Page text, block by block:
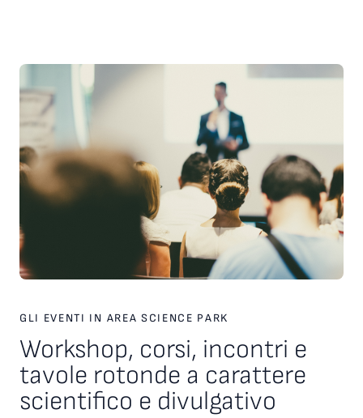
attraverso una piattaforma europea dedicata. Ampio spazio
anche al racconto di esperienze imprenditoriali concrete. In
particolare, è stata condivisa la testimonianza di Paolo Ganis,
CEO di Vitesy, realtà nata a Pordenone che in otto anni ha
costruito un percorso di crescita internazionale fondato su
innovazione, capacità di esecuzione e visione
imprenditoriale. Vitesy rappresenta un esempio concreto di
come una startup deep tech possa crescere, scalare e
competere sui mercati globali, partendo da un territorio e
valorizzando competenze, tecnologie e opportunità offerte
dagli ecosistemi dell’innovazione. Creare le condizioni perché
altre imprese possano intraprendere percorsi di crescita
simili è una delle sfide che Area Science Park intende
contribuire a raccogliere, rafforzando il proprio ruolo a
GLI EVENTI IN AREA SCIENCE PARK
Workshop, corsi, incontri e
tavole rotonde a carattere
scientifico e divulgativo